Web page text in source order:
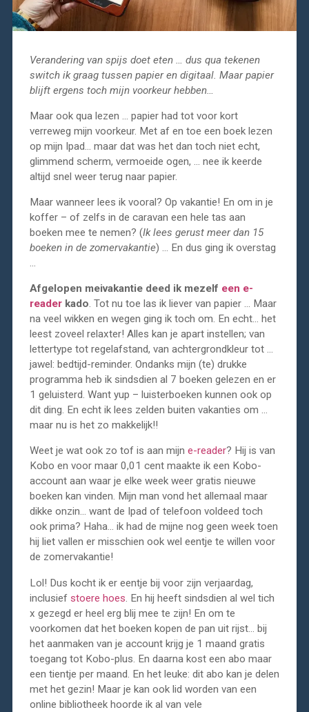
Verandering van spijs doet eten … dus qua tekenen
switch ik graag tussen papier en digitaal. Maar papier
blijft ergens toch mijn voorkeur hebben…
Maar ook qua lezen … papier had tot voor kort
verreweg mijn voorkeur. Met af en toe een boek lezen
op mijn Ipad… maar dat was het dan toch niet echt,
glimmend scherm, vermoeide ogen, … nee ik keerde
altijd snel weer terug naar papier.
Maar wanneer lees ik vooral? Op vakantie! En om in je
koffer – of zelfs in de caravan een hele tas aan
boeken mee te nemen? (Ik lees gerust meer dan 15
boeken in de zomervakantie) … En dus ging ik overstag
…
Afgelopen meivakantie deed ik mezelf een e-
reader kado. Tot nu toe las ik liever van papier … Maar
na veel wikken en wegen ging ik toch om. En echt… het
leest zoveel relaxter! Alles kan je apart instellen; van
lettertype tot regelafstand, van achtergrondkleur tot …
jawel: bedtijd-reminder. Ondanks mijn (te) drukke
programma heb ik sindsdien al 7 boeken gelezen en er
1 geluisterd. Want yup – luisterboeken kunnen ook op
dit ding. En echt ik lees zelden buiten vakanties om …
maar nu is het zo makkelijk!!
Weet je wat ook zo tof is aan mijn e-reader? Hij is van
Kobo en voor maar 0,01 cent maakte ik een Kobo-
account aan waar je elke week weer gratis nieuwe
boeken kan vinden. Mijn man vond het allemaal maar
dikke onzin… want de Ipad of telefoon voldeed toch
ook prima? Haha… ik had de mijne nog geen week toen
hij liet vallen er misschien ook wel eentje te willen voor
de zomervakantie!
Lol! Dus kocht ik er eentje bij voor zijn verjaardag,
inclusief stoere hoes . En hij heeft sindsdien al wel tich
x gezegd er heel erg blij mee te zijn! En om te
voorkomen dat het boeken kopen de pan uit rijst… bij
het aanmaken van je account krijg je 1 maand gratis
toegang tot Kobo-plus. En daarna kost een abo maar
een tientje per maand. En het leuke: dit abo kan je delen
met het gezin! Maar je kan ook lid worden van een
online bibliotheek hoorde ik al van vele